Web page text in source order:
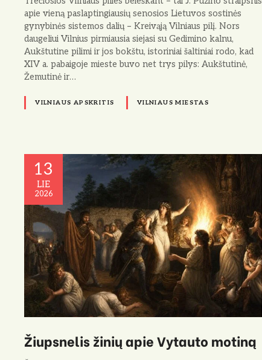
apie vieną paslaptingiausių senosios Lietuvos sostinės
gynybinės sistemos dalių – Kreivąją Vilniaus pilį. Nors
daugeliui Vilnius pirmiausia siejasi su Gedimino kalnu,
Aukštutine pilimi ir jos bokštu, istoriniai šaltiniai rodo, kad
XIV a. pabaigoje mieste buvo net trys pilys: Aukštutinė,
Žemutinė ir…
VILNIAUS APSKRITIS VILNIAUS MIESTAS
13
LIE
2026
Žiupsnelis žinių apie Vytauto motiną